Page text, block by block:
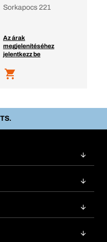
Sorkapocs 221
Az árak
megjelenítéséhez
jelentkezz be